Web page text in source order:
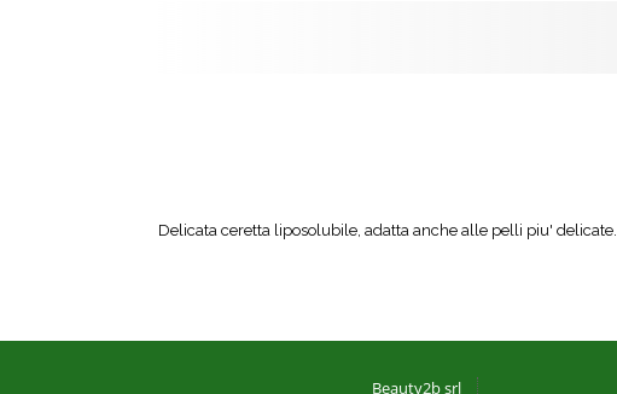
Delicata ceretta liposolubile, adatta anche alle pelli piu'
Beauty2b srl